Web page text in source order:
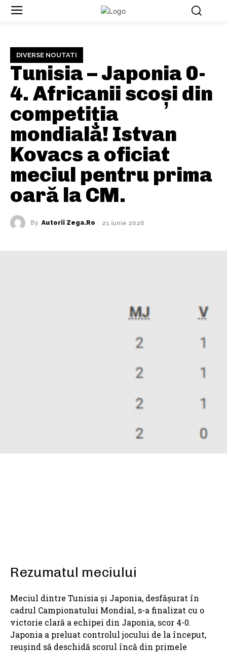
DIVERSE NOUTATI
Tunisia – Japonia 0-
4. Africanii scoși din
competiția
mondială! Istvan
Kovacs a oficiat
meciul pentru prima
oară la CM.
By Autorii Zega.ro 21 iunie 2026
Rezumatul meciului
Meciul dintre Tunisia și Japonia, desfășurat în
cadrul Campionatului Mondial, s-a finalizat cu o
victorie clară a echipei din Japonia, scor 4-0.
Japonia a preluat controlul jocului de la început,
reușind să deschidă scorul încă din primele